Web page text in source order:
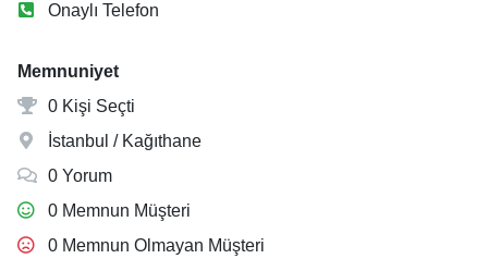
Onaylı Telefon
Memnuniyet
0 Kişi Seçti
İstanbul / Kağıthane
0 Yorum
0 Memnun Müşteri
0 Memnun Olmayan Müşteri